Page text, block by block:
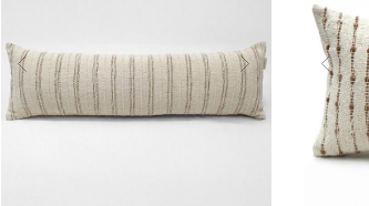
Previous